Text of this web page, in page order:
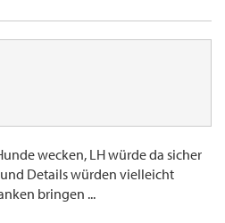
wecken, LH würde da sicher
Details würden vielleicht
bringen ...